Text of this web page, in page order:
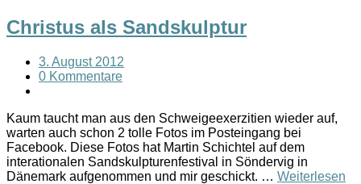
Christus als Sandskulptur
3. August 2012
0 Kommentare
Kaum taucht man aus den Schweigeexerzitien wieder auf,
warten auch schon 2 tolle Fotos im Posteingang bei
Facebook. Diese Fotos hat Martin Schichtel auf dem
interationalen Sandskulpturenfestival in Söndervig in
Dänemark aufgenommen und mir geschickt. … Weiterlesen